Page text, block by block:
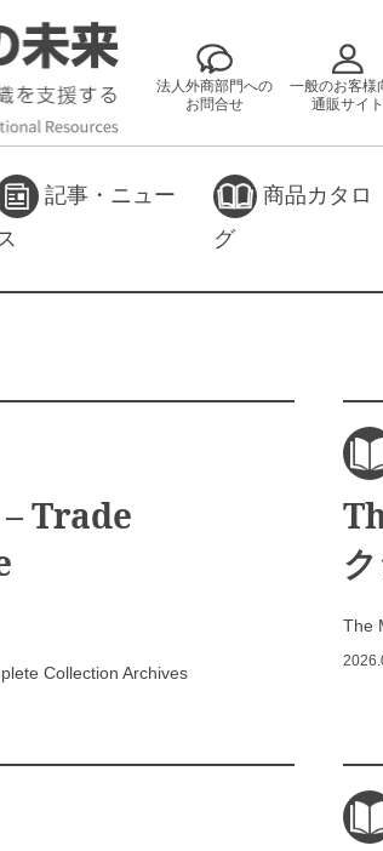
法人外商部門への
お問合せ
一般のお客様
通販サイト
記事・ニュー
商品カタロ
グ
Trade
Collection Archives
The